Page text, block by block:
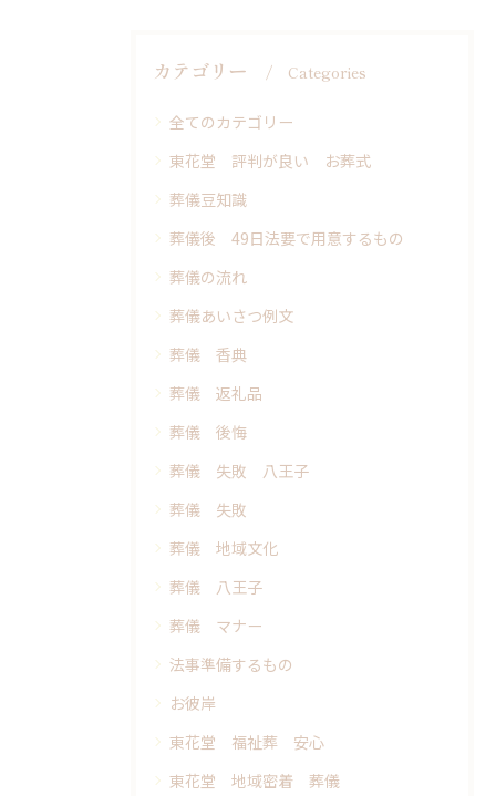
カテゴリー Categories
全てのカテゴリー
東花堂 評判が良い お葬式
葬儀豆知識
葬儀後 49日法要で用意するもの
葬儀の流れ
葬儀あいさつ例文
葬儀 香典
葬儀 返礼品
葬儀 後悔
葬儀 失敗 八王子
葬儀 失敗
葬儀 地域文化
葬儀 八王子
葬儀 マナー
法事準備するもの
お彼岸
東花堂 福祉葬 安心
東花堂 地域密着 葬儀